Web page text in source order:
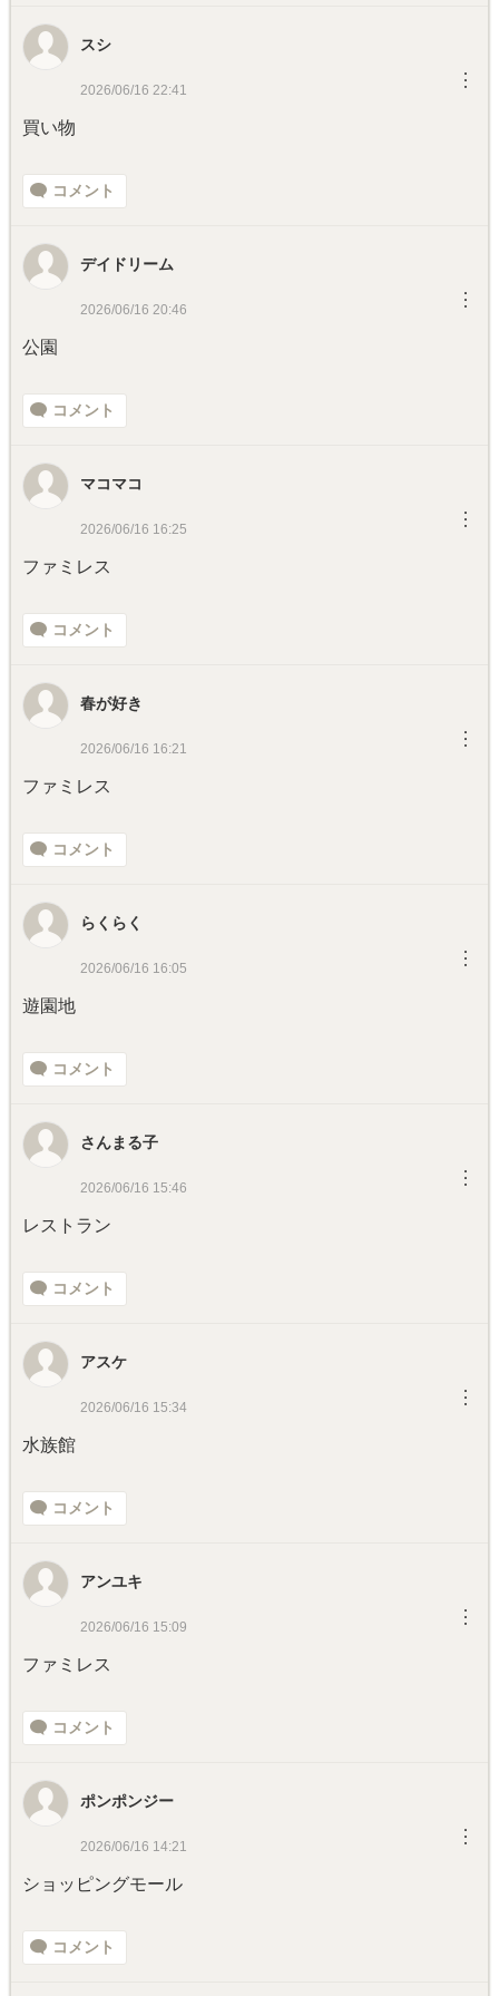
スシ
2026/06/16 22:41 ︙
買い物
コメント
デイドリーム
2026/06/16 20:46 ︙
公園
コメント
マコマコ
2026/06/16 16:25 ︙
ファミレス
コメント
春が好き
2026/06/16 16:21 ︙
ファミレス
コメント
らくらく
2026/06/16 16:05 ︙
遊園地
コメント
さんまる子
2026/06/16 15:46 ︙
レストラン
コメント
アスケ
2026/06/16 15:34 ︙
水族館
コメント
アンユキ
2026/06/16 15:09 ︙
ファミレス
コメント
ポンポンジー
2026/06/16 14:21 ︙
ショッピングモール
コメント